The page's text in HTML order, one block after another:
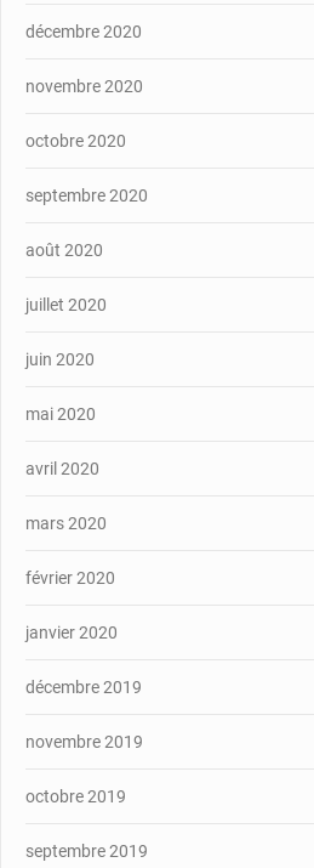
décembre 2020
novembre 2020
octobre 2020
septembre 2020
août 2020
juillet 2020
juin 2020
mai 2020
avril 2020
mars 2020
février 2020
janvier 2020
décembre 2019
novembre 2019
octobre 2019
septembre 2019